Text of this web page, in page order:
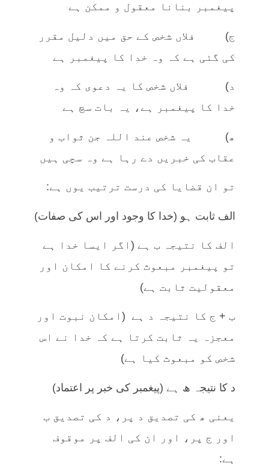
پیغمبر بنانا معقول و ممکن ہے
ج) فلاں شخص کے حق میں دلیل مقرر
کی گئی ہے کہ وہ خدا کا پیغمبر ہے
د) فلاں شخص کا یہ دعوی کہ وہ
خدا کا پیغمبر ہے، یہ بات سچ ہے
ھ) یہ شخص عند اللہ جن ثواب و
عقاب کی خبریں دے رہا ہے وہ سچی ہیں
تو ان قضایا کی درست ترتیب یوں ہے:
الف ثابت ہو (خدا کا وجود اور اس کی صفات)
الف کا نتیجہ ب ہے (اگر ایسا خدا ہے
تو پیغمبر مبعوث کرنے کا امکان اور
معقولیت ثابت ہے)
ب + ج کا نتیجہ د ہے (امکان نبوت اور
معجزہ یہ ثابت کرتا ہے کہ خدا نے اس
شخص کو مبعوث کیا ہے)
د کا نتیجہ ھ ہے (پیغمبر کی خبر پر اعتماد)
یعنی ھ کی تصدیق د پر، د کی تصدیق ب
اور ج پر، اور ان کی الف پر موقوف
ہے: